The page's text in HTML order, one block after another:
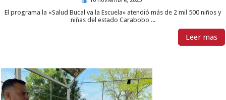
El programa la «Salud Bucal va la Escuela» atendió más de 2 mil 500 niños y
niñas del estado Carabobo ...
Leer mas